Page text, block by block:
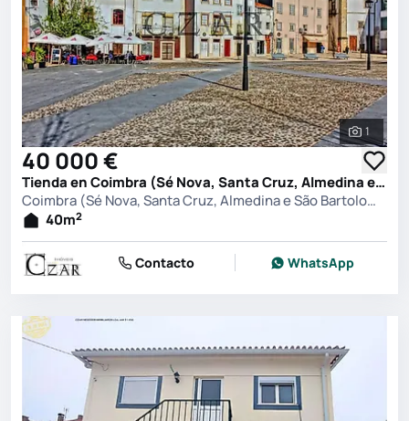
Ver
1
40 000 €
Tienda en Coimbra (Sé Nova, Santa Cruz, Almedina e São Bartolomeu), Coimbra
Coimbra (Sé Nova, Santa Cruz, Almedina e São Bartolomeu), Coimbra
40m2
Contacto WhatsApp